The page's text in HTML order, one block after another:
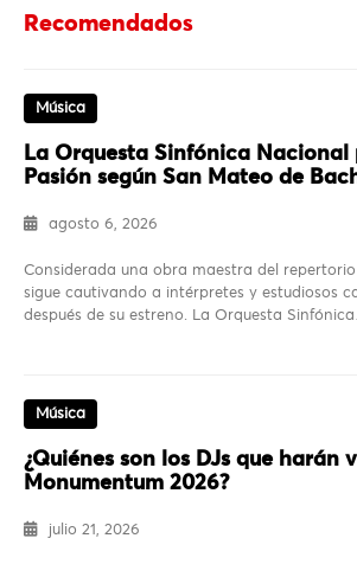
Recomendados
Música
La Orquesta Sinfónica Nacional
Pasión según San Mateo de
agosto 6, 2026
Considerada una obra maestra del
sigue cautivando a intérpretes y estudiosos
después de su estreno. La Orquesta
Música
¿Quiénes son los DJs que harán
Monumentum 2026?
julio 21, 2026